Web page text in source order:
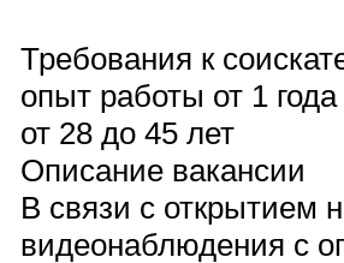
Требования к
опыт работы от 1 года
от 28 до 45 лет
Описание вакансии
В связи с открытием
видеонаблюдения с